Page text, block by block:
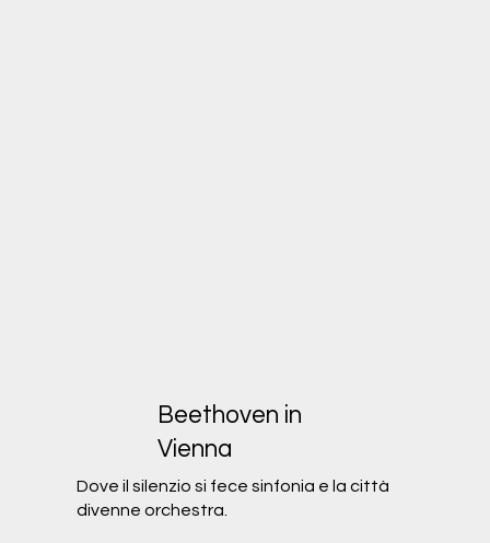
Beethoven in
Vienna
Dove il silenzio si fece sinfonia e la città
divenne orchestra.